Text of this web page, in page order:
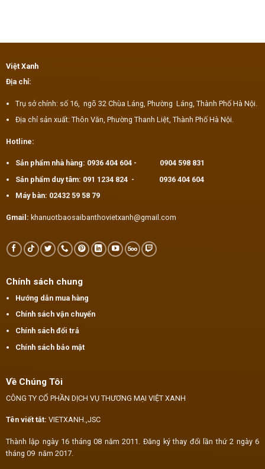
Việt Xanh
Địa chỉ:
Trụ sở chính: số 16, ngõ 32 Chùa Láng, Phường Láng, Thành Phố Hà Nội.
Địa chỉ sản xuất: Thôn Văn, Phường Thanh Liệt, Thành Phố Hà Nội.
Hotline:
Sản phẩm nhà hàng: 0936 404 604- 0904 598 831
Sản phẩm duy tâm: 091 1234 824 -
0936 404 604
Máy bàn: 02432 59 58 79
Gmail: khanuotbaosaibanthovietxanh@gmail.com
Chính sách chung
Hướng dẫn mua hàng
Chính sách vận chuyển
Chính sách đổi trả
Chính sách bảo mật
Về Chúng Tôi
CÔNG TY CỔ PHẦN DỊCH VỤ THƯƠNG MẠI VIỆT XANH
Tên viết tắt: VIETXANH.,JSC
Thành lập ngày 16 tháng 08 năm 2011. Đăng ký thay đổi lần thứ 2 ngày 6
tháng 09 năm 2017.